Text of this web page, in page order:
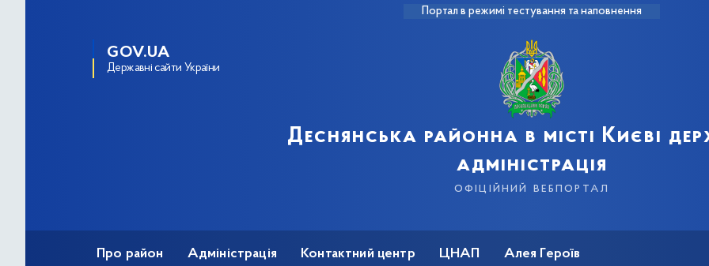
Портал в режимі тестування та наповнення
GOV.UA
Державні сайти України
Деснянська районна в місті Києві
адміністрація
офіційний вебпортал
Про район Адміністрація Контактний центр ЦНАП Алея Героїв